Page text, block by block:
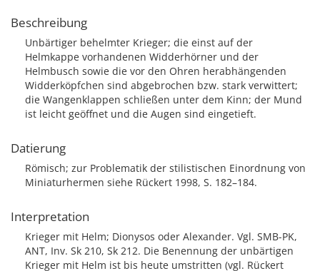
Beschreibung
Unbärtiger behelmter Krieger; die einst auf der
Helmkappe vorhandenen Widderhörner und der
Helmbusch sowie die vor den Ohren herabhängenden
Widderköpfchen sind abgebrochen bzw. stark verwittert;
die Wangenklappen schließen unter dem Kinn; der Mund
ist leicht geöffnet und die Augen sind eingetieft.
Datierung
Römisch; zur Problematik der stilistischen Einordnung von
Miniaturhermen siehe Rückert 1998, S. 182–184.
Interpretation
Krieger mit Helm; Dionysos oder Alexander. Vgl. SMB-PK,
ANT, Inv. Sk 210, Sk 212. Die Benennung der unbärtigen
Krieger mit Helm ist bis heute umstritten (vgl. Rückert